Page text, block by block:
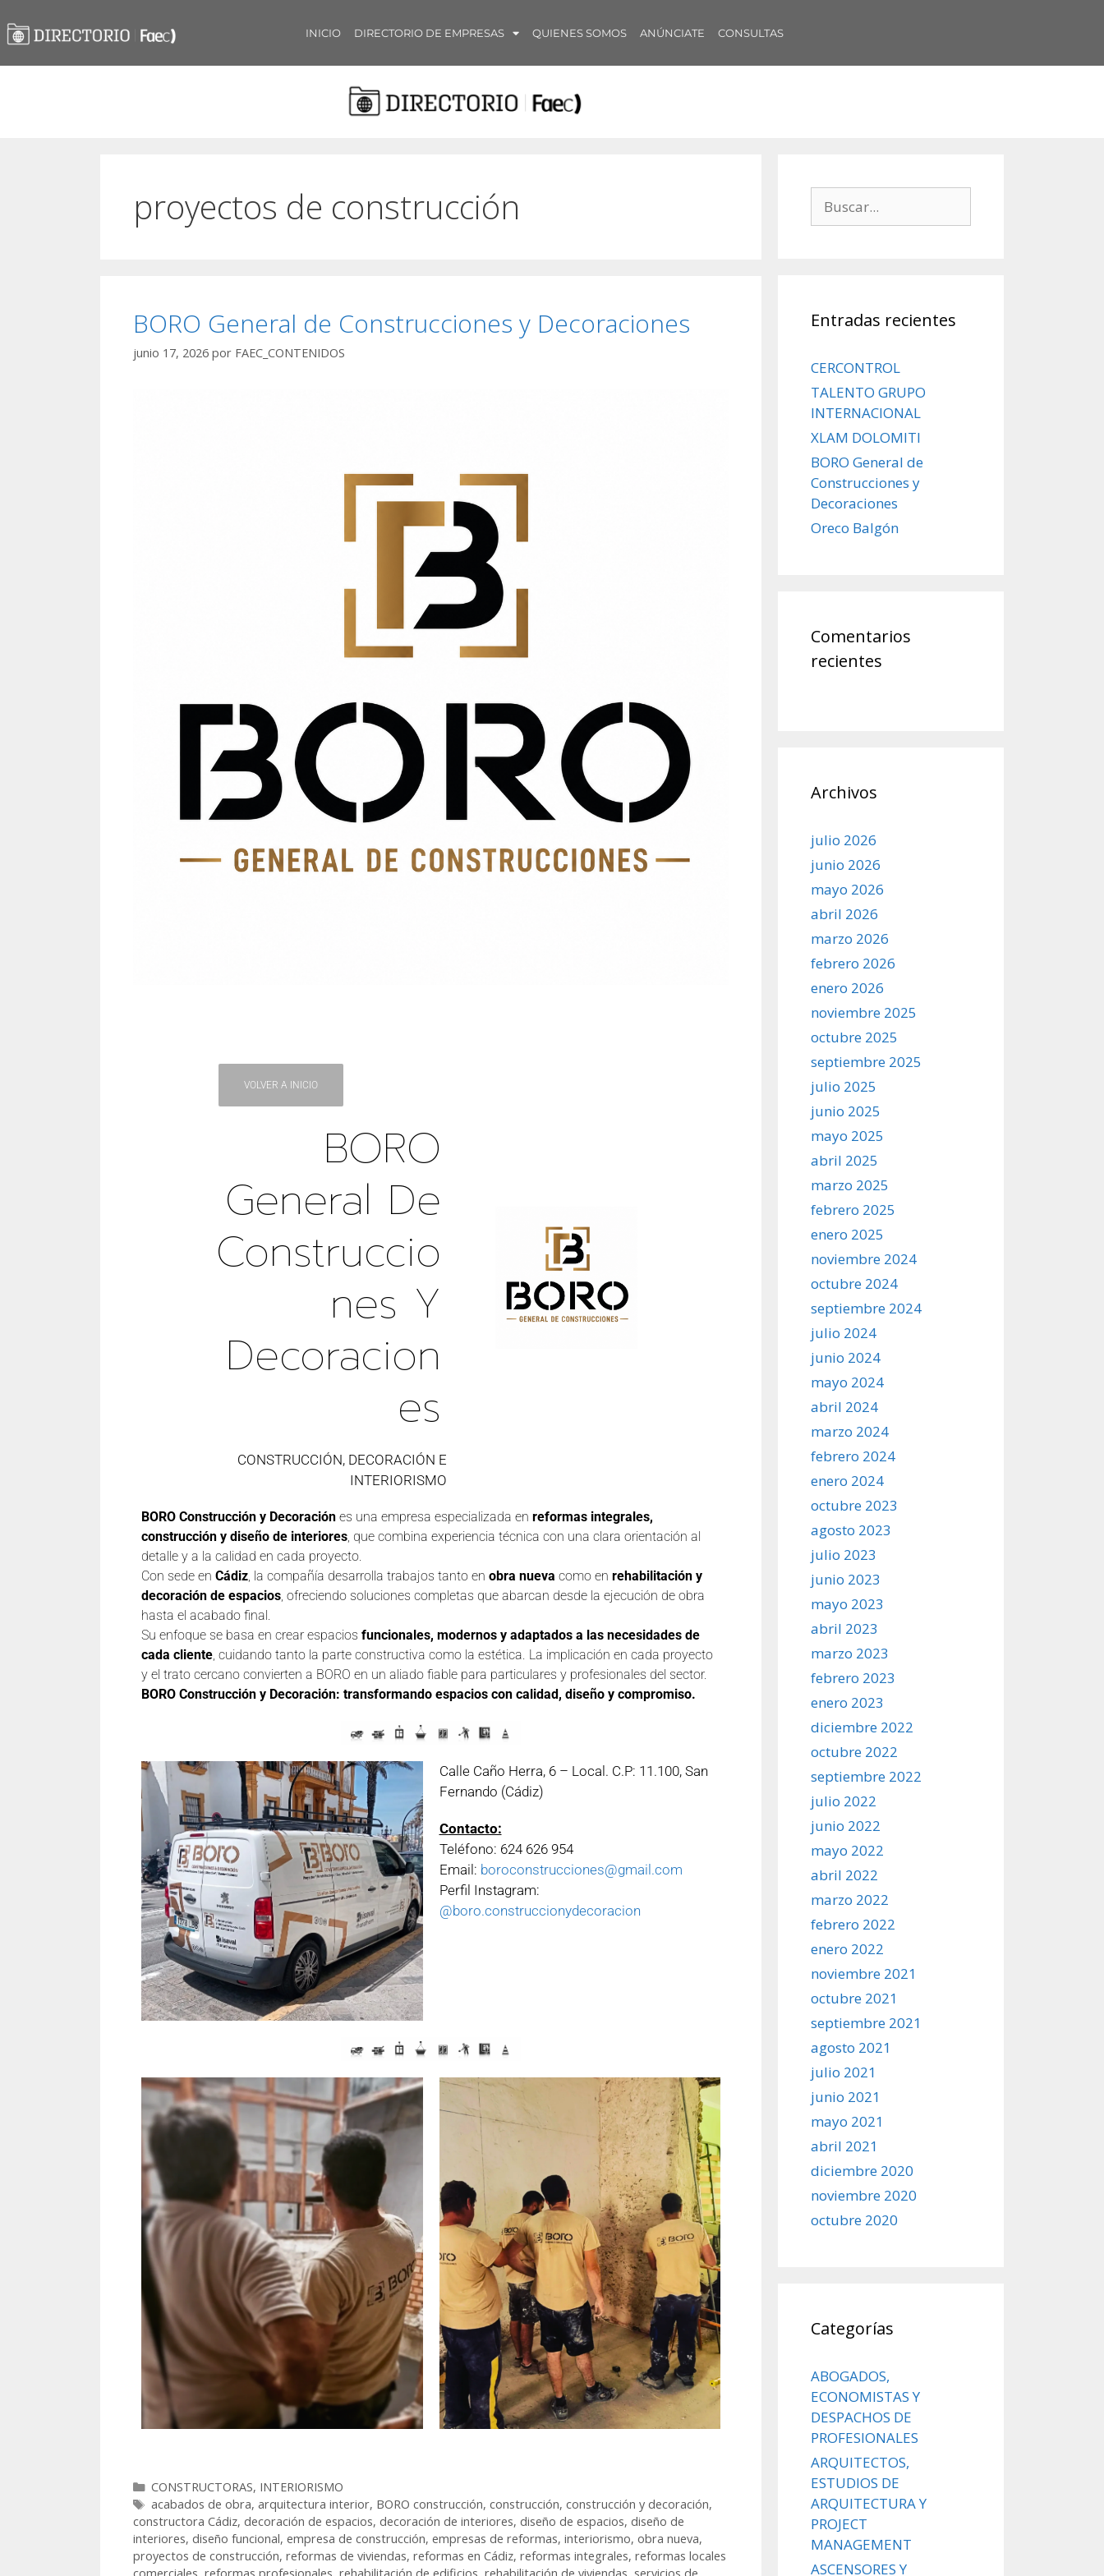
INICIO DIRECTORIO DE EMPRESAS QUIENES SOMOS ANÚNCIATE CONSULTAS
proyectos de construcción
BORO General de Construcciones y Decoraciones
junio 17, 2026 por FAEC_CONTENIDOS
VOLVER A INICIO
BORO
General De
Construccio
Nes Y
Decoracion
Es
CONSTRUCCIÓN, DECORACIÓN E
INTERIORISMO
BORO Construcción y Decoración es una empresa especializada en reformas integrales,
construcción y diseño de interiores, que combina experiencia técnica con una clara orientación al
detalle y a la calidad en cada proyecto.
Con sede en Cádiz, la compañía desarrolla trabajos tanto en obra nueva como en rehabilitación y
decoración de espacios, ofreciendo soluciones completas que abarcan desde la ejecución de obra
hasta el acabado final.
Su enfoque se basa en crear espacios funcionales, modernos y adaptados a las necesidades de
cada cliente, cuidando tanto la parte constructiva como la estética. La implicación en cada proyecto
y el trato cercano convierten a BORO en un aliado fiable para particulares y profesionales del sector.
BORO Construcción y Decoración: transformando espacios con calidad, diseño y compromiso.
Calle Caño Herra, 6 – Local. C.P: 11.100, San
Fernando (Cádiz)
Contacto:
Teléfono: 624 626 954
Email: boroconstrucciones@gmail.com
Perfil Instagram:
@boro.construccionydecoracion
CONSTRUCTORAS, INTERIORISMO
acabados de obra, arquitectura interior, BORO construcción, construcción, construcción y decoración,
constructora Cádiz, decoración de espacios, decoración de interiores, diseño de espacios, diseño de
interiores, diseño funcional, empresa de construcción, empresas de reformas, interiorismo, obra nueva,
proyectos de construcción, reformas de viviendas, reformas en Cádiz, reformas integrales, reformas locales
Entradas recientes
CERCONTROL
TALENTO GRUPO
INTERNACIONAL
XLAM DOLOMITI
BORO General de
Construcciones y
Decoraciones
Oreco Balgón
Comentarios
recientes
Archivos
julio 2026
junio 2026
mayo 2026
abril 2026
marzo 2026
febrero 2026
enero 2026
noviembre 2025
octubre 2025
septiembre 2025
julio 2025
junio 2025
mayo 2025
abril 2025
marzo 2025
febrero 2025
enero 2025
noviembre 2024
octubre 2024
septiembre 2024
julio 2024
junio 2024
mayo 2024
abril 2024
marzo 2024
febrero 2024
enero 2024
octubre 2023
agosto 2023
julio 2023
junio 2023
mayo 2023
abril 2023
marzo 2023
febrero 2023
enero 2023
diciembre 2022
octubre 2022
septiembre 2022
julio 2022
junio 2022
mayo 2022
abril 2022
marzo 2022
febrero 2022
enero 2022
noviembre 2021
octubre 2021
septiembre 2021
agosto 2021
julio 2021
junio 2021
mayo 2021
abril 2021
diciembre 2020
noviembre 2020
octubre 2020
Categorías
ABOGADOS,
ECONOMISTAS Y
DESPACHOS DE
PROFESIONALES
ARQUITECTOS,
ESTUDIOS DE
ARQUITECTURA Y
PROJECT
MANAGEMENT
ASCENSORES Y